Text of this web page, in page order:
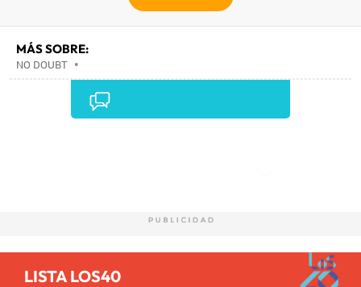
MÁS SOBRE:
NO DOUBT •
LISTA LOS40